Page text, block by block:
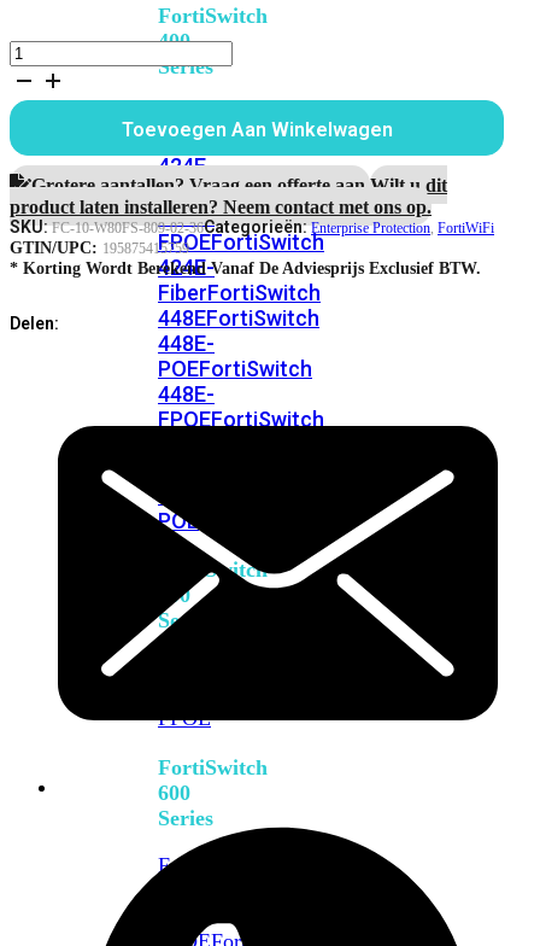
FortiSwitch
400
Series
424EFortiSwitch
424E-
POEFortiSwitch
424E-
FPOEFortiSwitch
424E-
FiberFortiSwitch
448EFortiSwitch
448E-
POEFortiSwitch
448E-
FPOEFortiSwitch
POE
FortiSwitch
500
Series
FPOE
FortiSwitch
600
Series
FortiSwitch
FPOEFortiSwitch
FortiWiFi-
80F-
3G4G-
DSL
3
jaar
Enterprise
Protection
aantal
Toevoegen Aan Winkelwagen
Grotere aantallen? Vraag een offerte aan.Wilt u dit
product laten installeren? Neem contact met ons op.
SKU:FC-10-W80FS-809-02-36Categorieën:Enterprise Protection, FortiWiFi
GTIN/UPC: 195875415759
* Korting Wordt Berekend Vanaf De Adviesprijs Exclusief BTW.
Delen: